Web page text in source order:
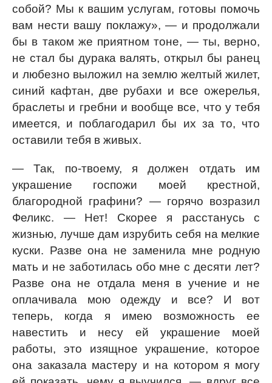
собой? Мы к вашим услугам, готовы помочь
вам нести вашу поклажу», — и продолжали
бы в таком же приятном тоне, — ты, верно,
не стал бы дурака валять, открыл бы ранец
и любезно выложил на землю желтый жилет,
синий кафтан, две рубахи и все ожерелья,
браслеты и гребни и вообще все, что у тебя
имеется, и поблагодарил бы их за то, что
оставили тебя в живых.
— Так, по-твоему, я должен отдать им
украшение госпожи моей крестной,
благородной графини? — горячо возразил
Феликс. — Нет! Скорее я расстанусь с
жизнью, лучше дам изрубить себя на мелкие
куски. Разве она не заменила мне родную
мать и не заботилась обо мне с десяти лет?
Разве она не отдала меня в учение и не
оплачивала мою одежду и все? И вот
теперь, когда я имею возможность ее
навестить и несу ей украшение моей
работы, это изящное украшение, которое
она заказала мастеру и на котором я могу